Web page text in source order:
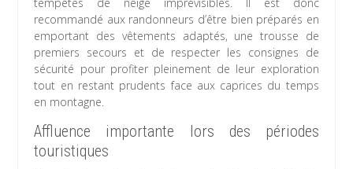
recommandé aux randonneurs d’être bien préparés en
emportant des vêtements adaptés, une trousse de
premiers secours et de respecter les consignes de
sécurité pour profiter pleinement de leur exploration
tout en restant prudents face aux caprices du temps
en montagne.
Affluence importante lors des périodes
touristiques